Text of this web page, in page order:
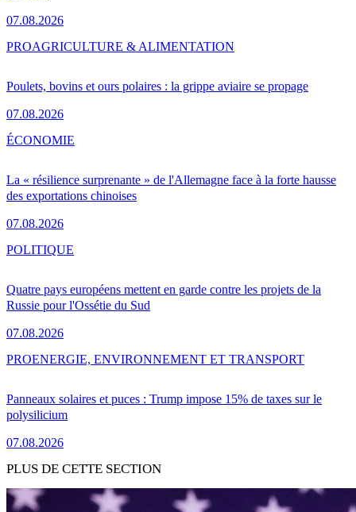
07.08.2026
Poulets, bovins et ours polaires : la grippe aviaire se propage
07.08.2026
PROAGRICULTURE & ALIMENTATION
La « résilience surprenante » de l'Allemagne face à la forte hausse
des exportations chinoises
07.08.2026
ÉCONOMIE
Quatre pays européens mettent en garde contre les projets de la
Russie pour l'Ossétie du Sud
07.08.2026
POLITIQUE
Panneaux solaires et puces : Trump impose 15% de taxes sur le
polysilicium
07.08.2026
PROENERGIE, ENVIRONNEMENT ET TRANSPORT
PLUS DE CETTE SECTION